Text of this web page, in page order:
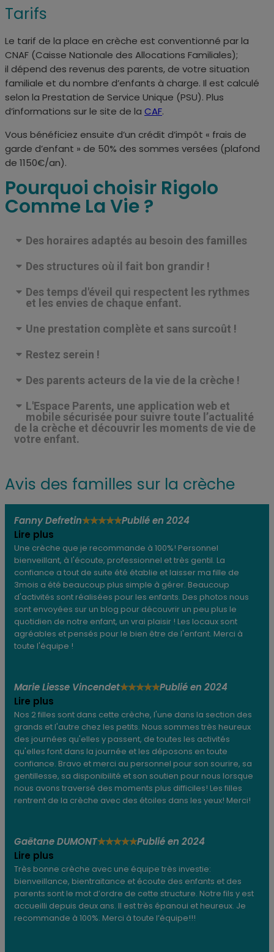
Tarifs
Le tarif de la place en crèche est conventionné par la
CNAF (Caisse Nationale des Allocations Familiales);
il dépend des revenus des parents, de votre situation
familiale et du nombre d’enfants à charge. Il est calculé
selon la Prestation de Service Unique (PSU). Plus
d’informations sur le site de la CAF.
Vous bénéficiez ensuite d’un crédit d’impôt « frais de
garde d’enfant » de 50% des sommes versées (plafond
de 1150€/an).
Pourquoi choisir Rigolo
Comme La Vie ?
Des horaires adaptés au besoin des familles
Des structures où il fait bon grandir !
Des temps d'éveil qui respectent les rythmes
et les envies de chaque enfant.
Une prestation complète et sans surcoût !
Restez serein !
Des parents acteurs de la vie de la crèche !
L'Espace Parents, une application web et
mobile sécurisée pour suivre toute l’actualité
de la crèche et découvrir les moments de vie de
votre enfant.
Avis des familles sur la crèche
Fanny Defretin★★★★★Publié en 2024
Lire plus
Une crèche que je recommande à 100%! Personnel
bienveillant, à l'écoute, professionnel et très gentil. La
confiance a tout de suite été établie et laisser ma fille de
3mois a été beaucoup plus simple à gérer. Beaucoup
d'activités sont réalisées pour les enfants. Des photos nous
sont envoyées sur un blog pour découvrir un peu plus le
quotidien de notre enfant, un vrai plaisir ! Les locaux sont
agréables et pensés pour le bien être de l'enfant. Merci à
toute l'équipe !
Marie Liesse Vincendet★★★★★Publié en 2024
Lire plus
Nos 2 filles sont dans cette crèche, l'une dans la section des
grands et l'autre chez les petits. Nous sommes très heureux
des journées qu'elles y passent, de toutes les activités
qu'elles font dans la journée et les déposons en toute
confiance. Bravo et merci au personnel pour son sourire, sa
gentillesse, sa disponibilité et son soutien pour nous lorsque
nous avons traversé des moments plus difficiles! Les filles
rentrent de la crèche avec des étoiles dans les yeux! Merci!
Gaëtane DUMONT★★★★★Publié en 2024
Lire plus
Très bonne crèche avec une équipe très investie:
bienveillance, bientraitance et écoute des enfants et des
parents sont le mot d’ordre de cette structure. Notre fils y est
accueilli depuis deux ans. Il est très épanoui et heureux. Je
recommande à 100%. Merci à toute l’équipe!!!